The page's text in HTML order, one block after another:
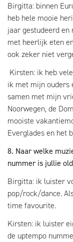
Birgitta: binnen
heb hele mooie
jaar gestudeerd en
met heerlijk eten
ook zeker niet
Kirsten: ik heb
ik met mijn ouders
samen met mijn
Noorwegen, de
mooiste
Everglades en het
8. Naar welke
nummer is jullie
Birgitta: ik luister
pop/rock/dance.
time favourite.
Kirsten: ik luister
de uptempo